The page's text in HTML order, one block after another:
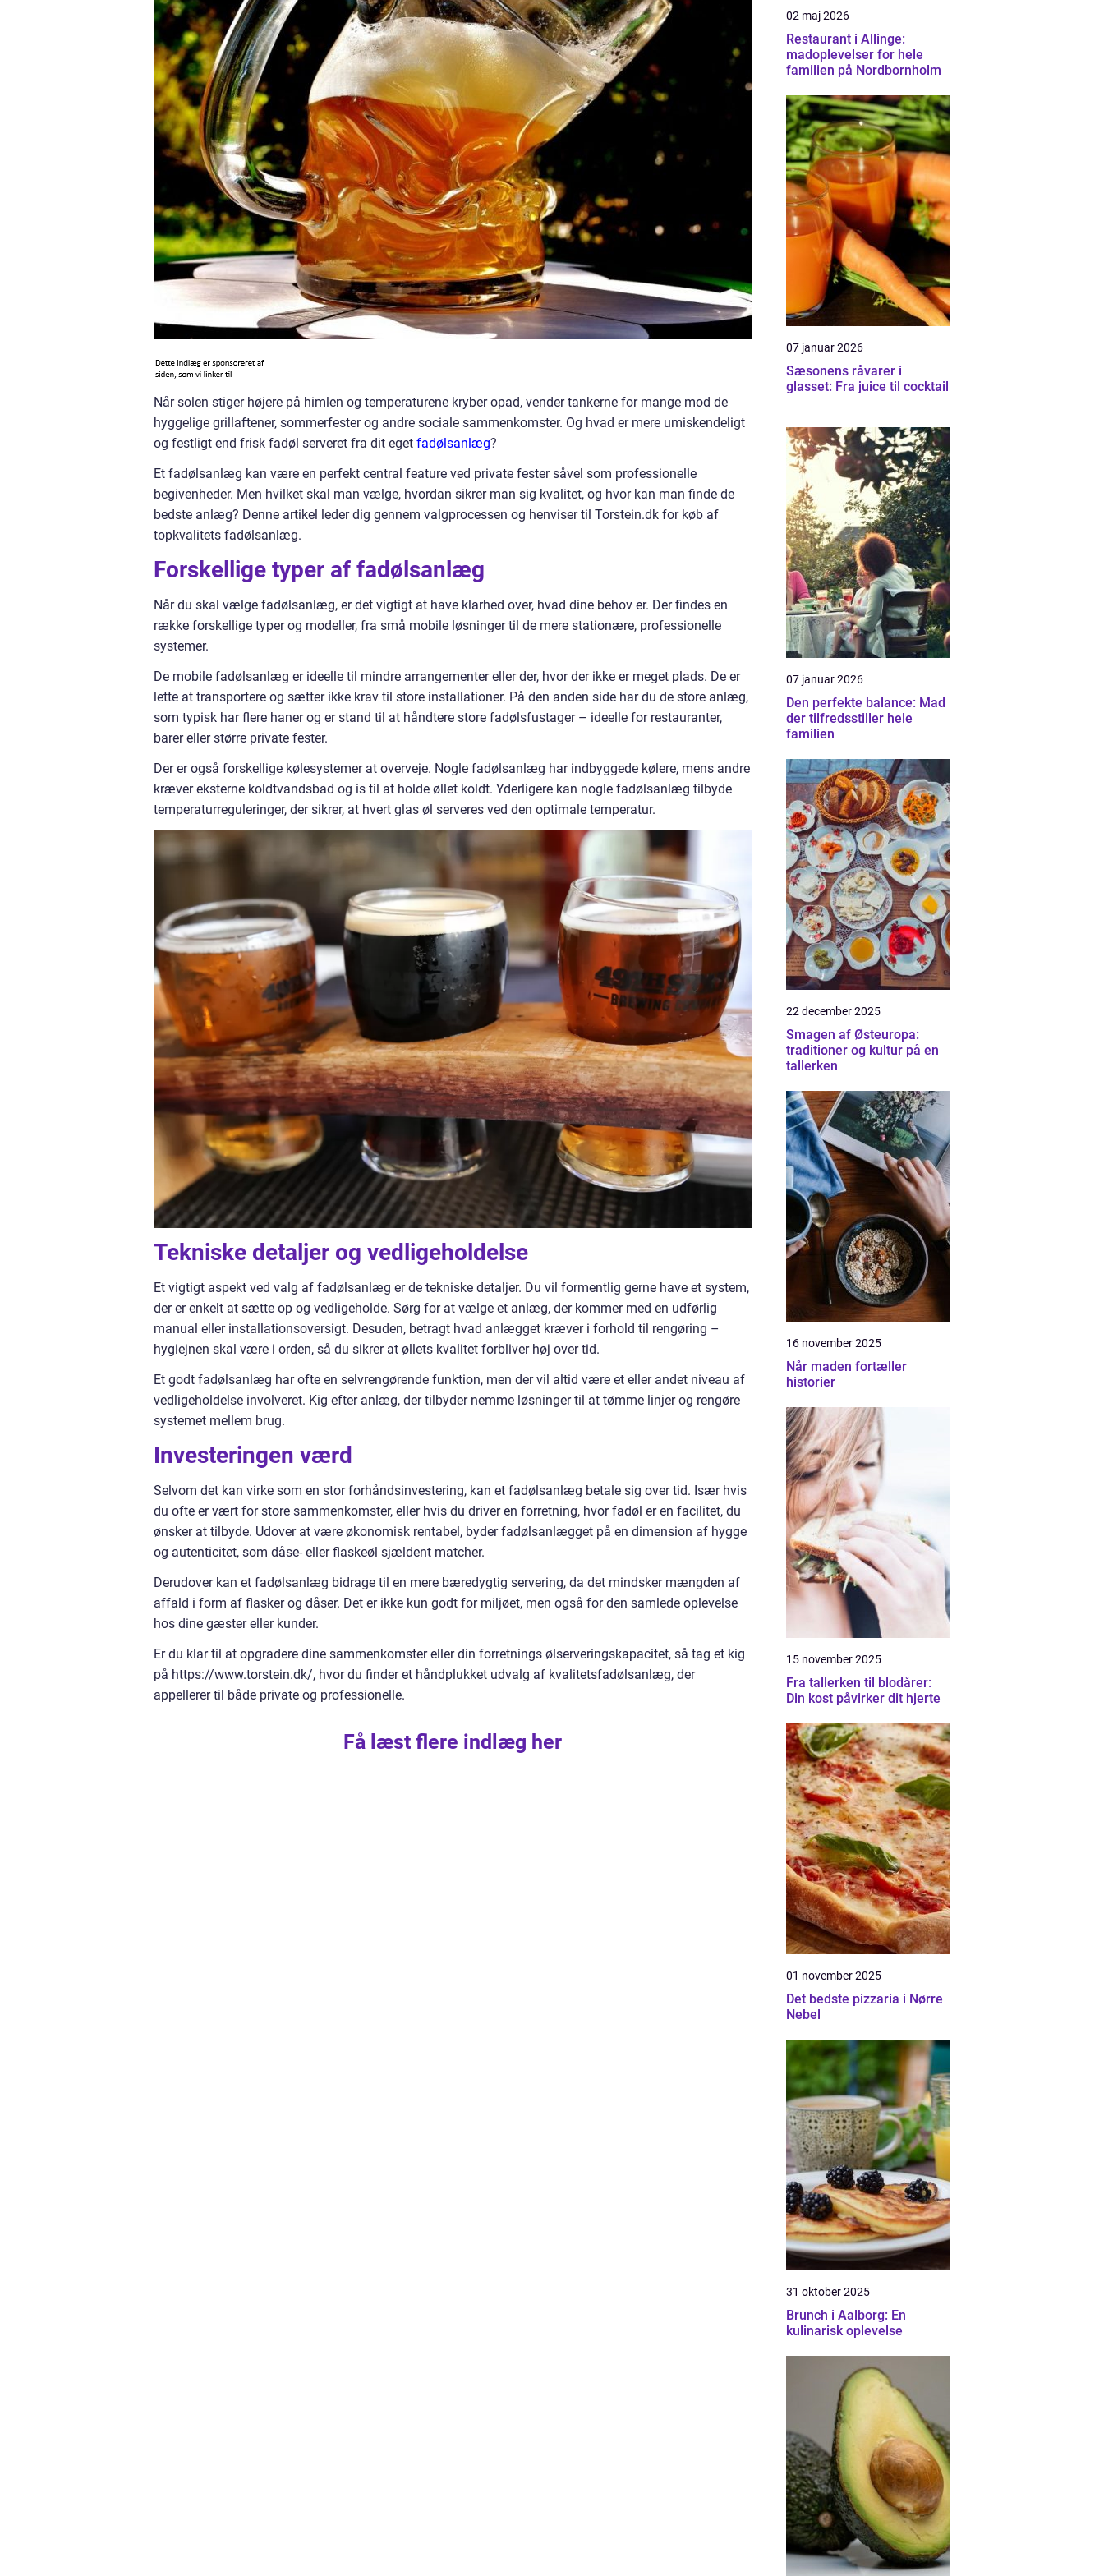
Når solen stiger højere på himlen og temperaturene kryber opad, vender tankerne for mange mod de
hyggelige grillaftener, sommerfester og andre sociale sammenkomster. Og hvad er mere umiskendeligt
og festligt end frisk fadøl serveret fra dit eget fadølsanlæg?
Et fadølsanlæg kan være en perfekt central feature ved private fester såvel som professionelle
begivenheder. Men hvilket skal man vælge, hvordan sikrer man sig kvalitet, og hvor kan man finde de
bedste anlæg? Denne artikel leder dig gennem valgprocessen og henviser til Torstein.dk for køb af
topkvalitets fadølsanlæg.
Forskellige typer af fadølsanlæg
Når du skal vælge fadølsanlæg, er det vigtigt at have klarhed over, hvad dine behov er. Der findes en
række forskellige typer og modeller, fra små mobile løsninger til de mere stationære, professionelle
systemer.
De mobile fadølsanlæg er ideelle til mindre arrangementer eller der, hvor der ikke er meget plads. De er
lette at transportere og sætter ikke krav til store installationer. På den anden side har du de store anlæg,
som typisk har flere haner og er stand til at håndtere store fadølsfustager – ideelle for restauranter,
barer eller større private fester.
Der er også forskellige kølesystemer at overveje. Nogle fadølsanlæg har indbyggede kølere, mens andre
kræver eksterne koldtvandsbad og is til at holde øllet koldt. Yderligere kan nogle fadølsanlæg tilbyde
temperaturreguleringer, der sikrer, at hvert glas øl serveres ved den optimale temperatur.
Tekniske detaljer og vedligeholdelse
Et vigtigt aspekt ved valg af fadølsanlæg er de tekniske detaljer. Du vil formentlig gerne have et system,
der er enkelt at sætte op og vedligeholde. Sørg for at vælge et anlæg, der kommer med en udførlig
manual eller installationsoversigt. Desuden, betragt hvad anlægget kræver i forhold til rengøring –
hygiejnen skal være i orden, så du sikrer at øllets kvalitet forbliver høj over tid.
Et godt fadølsanlæg har ofte en selvrengørende funktion, men der vil altid være et eller andet niveau af
vedligeholdelse involveret. Kig efter anlæg, der tilbyder nemme løsninger til at tømme linjer og rengøre
systemet mellem brug.
Investeringen værd
Selvom det kan virke som en stor forhåndsinvestering, kan et fadølsanlæg betale sig over tid. Især hvis
du ofte er vært for store sammenkomster, eller hvis du driver en forretning, hvor fadøl er en facilitet, du
ønsker at tilbyde. Udover at være økonomisk rentabel, byder fadølsanlægget på en dimension af hygge
og autenticitet, som dåse- eller flaskeøl sjældent matcher.
Derudover kan et fadølsanlæg bidrage til en mere bæredygtig servering, da det mindsker mængden af
affald i form af flasker og dåser. Det er ikke kun godt for miljøet, men også for den samlede oplevelse
hos dine gæster eller kunder.
Er du klar til at opgradere dine sammenkomster eller din forretnings ølserveringskapacitet, så tag et kig
på https://www.torstein.dk/, hvor du finder et håndplukket udvalg af kvalitetsfadølsanlæg, der
appellerer til både private og professionelle.
Få læst flere indlæg her
02 maj 2026
Restaurant i Allinge:
madoplevelser for hele
familien på Nordbornholm
07 januar 2026
Sæsonens råvarer i
glasset: Fra juice til cocktail
07 januar 2026
Den perfekte balance: Mad
der tilfredsstiller hele
familien
22 december 2025
Smagen af Østeuropa:
traditioner og kultur på en
tallerken
16 november 2025
Når maden fortæller
historier
15 november 2025
Fra tallerken til blodårer:
Din kost påvirker dit hjerte
01 november 2025
Det bedste pizzaria i Nørre
Nebel
31 oktober 2025
Brunch i Aalborg: En
kulinarisk oplevelse